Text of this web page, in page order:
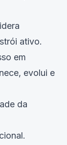
ativo.
em
evolui e
da